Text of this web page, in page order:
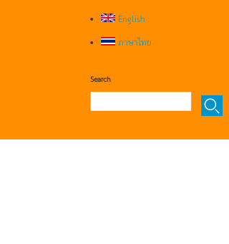
English
ภาษาไทย
Search